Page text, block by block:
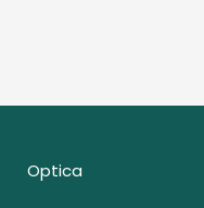
Optica